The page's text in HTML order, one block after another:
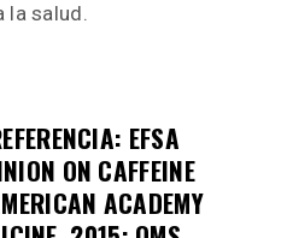
la salud.
EFSA
ON CAFFEINE
ACADEMY